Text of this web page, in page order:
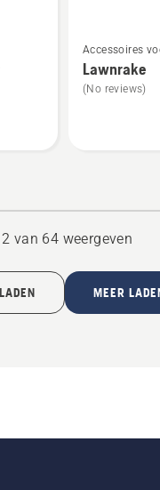
meer
details
over
Accessoires
frontzitmaaiers
aan de voorzijde
Lawnrake
(No reviews)
van 64 weergeven
MEER